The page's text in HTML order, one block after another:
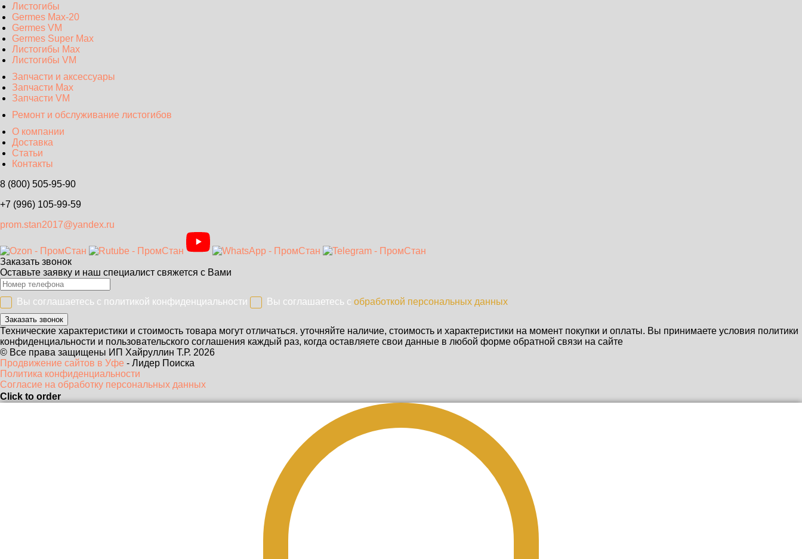
Листогибы
Germes Max-20
Germes VM
Germes Super Max
Листогибы Max
Листогибы VM
Запчасти и аксессуары
Запчасти Max
Запчасти VM
Ремонт и обслуживание листогибов
О компании
Доставка
Статьи
Контакты
8 (800) 505-95-90
+7 (996) 105-99-59
prom.stan2017@yandex.ru
Заказать звонок
Оставьте заявку и наш специалист свяжется с Вами
Вы соглашаетесь с политикой конфиденциальности Вы соглашаетесь с обработкой персональных данных
Заказать звонок
Технические характеристики и стоимость товара могут отличаться. уточняйте наличие, стоимость и характеристики на момент покупки и оплаты. Вы принимаете условия политики
конфиденциальности и пользовательского соглашения каждый раз, когда оставляете свои данные в любой форме обратной связи на сайте
© Все права защищены ИП Хайруллин Т.Р. 2026
Продвижение сайтов в Уфе - Лидер Поиска
Политика конфиденциальности
Согласие на обработку персональных данных
Click to order